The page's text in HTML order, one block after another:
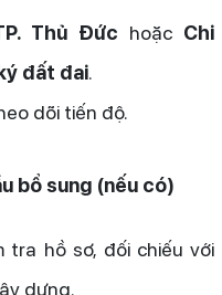
Thủ Đức hoặc Chi
đất đai.
dõi tiến độ.
bổ sung (nếu có)
tra hồ sơ, đối chiếu với
dựng.